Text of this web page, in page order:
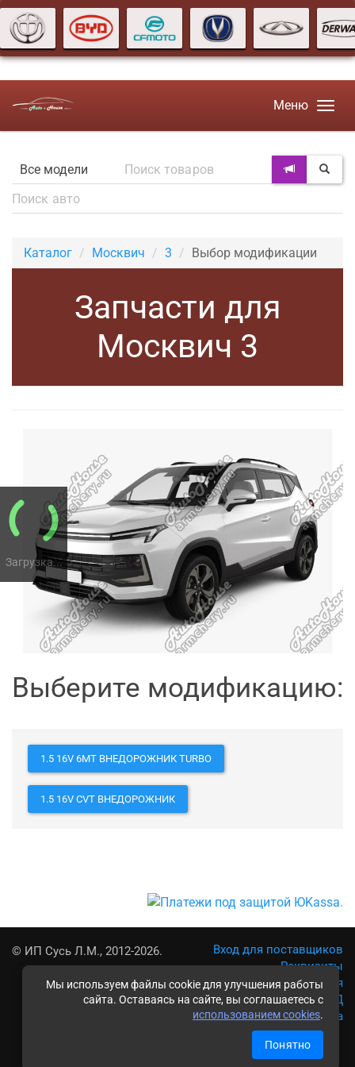
Мы используем файлы cookie для улучшения работы
сайта. Оставаясь на сайте, вы соглашаетесь с
использованием cookies.
Понятно
Загрузка...
Меню
Каталог Москвич 3 Выбор модификации
Запчасти для
Москвич 3
Выберите модификацию:
1.5 16V 6MT ВНЕДОРОЖНИК TURBO
1.5 16V CVT ВНЕДОРОЖНИК
© ИП Сусь Л.М., 2012-2026.
Вход для поставщиков
Реквизиты
Условия использования
Политика обработки ПД
Карта сайта